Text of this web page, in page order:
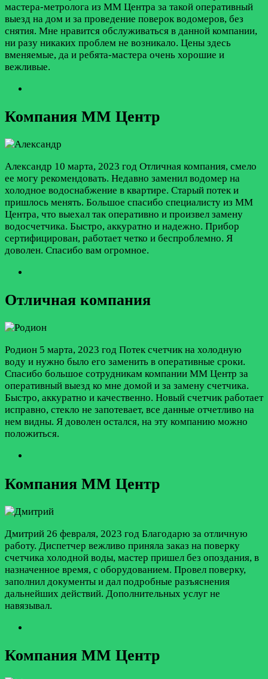
мастера-метролога из ММ Центра за такой оперативный
выезд на дом и за проведение поверок водомеров, без
снятия. Мне нравится обслуживаться в данной компании,
ни разу никаких проблем не возникало. Цены здесь
вменяемые, да и ребята-мастера очень хорошие и
вежливые.
Компания ММ Центр
Александр 10 марта, 2023 год Отличная компания, смело
ее могу рекомендовать. Недавно заменил водомер на
холодное водоснабжение в квартире. Старый потек и
пришлось менять. Большое спасибо специалисту из ММ
Центра, что выехал так оперативно и произвел замену
водосчетчика. Быстро, аккуратно и надежно. Прибор
сертифицирован, работает четко и беспроблемно. Я
доволен. Спасибо вам огромное.
Отличная компания
Родион 5 марта, 2023 год Потек счетчик на холодную
воду и нужно было его заменить в оперативные сроки.
Спасибо большое сотрудникам компании ММ Центр за
оперативный выезд ко мне домой и за замену счетчика.
Быстро, аккуратно и качественно. Новый счетчик работает
исправно, стекло не запотевает, все данные отчетливо на
нем видны. Я доволен остался, на эту компанию можно
положиться.
Компания ММ Центр
Дмитрий 26 февраля, 2023 год Благодарю за отличную
работу. Диспетчер вежливо приняла заказ на поверку
счетчика холодной воды, мастер пришел без опоздания, в
назначенное время, с оборудованием. Провел поверку,
заполнил документы и дал подробные разъяснения
дальнейших действий. Дополнительных услуг не
навязывал.
Компания ММ Центр